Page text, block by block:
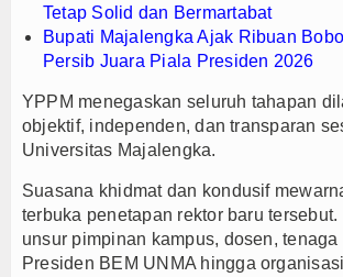
Tetap Solid dan Bermartabat
Bupati Majalengka Ajak Ribuan
Persib Juara Piala Presiden 2026
YPPM menegaskan seluruh tahapan
objektif, independen, dan transparan
Universitas Majalengka.
Suasana khidmat dan kondusif
terbuka penetapan rektor baru
unsur pimpinan kampus, dosen,
Presiden BEM UNMA hingga